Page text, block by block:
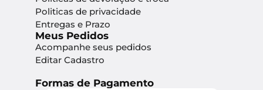
Politicas de privacidade
Entregas e Prazo
Meus Pedidos
Acompanhe seus pedidos
Editar Cadastro
Formas de Pagamento